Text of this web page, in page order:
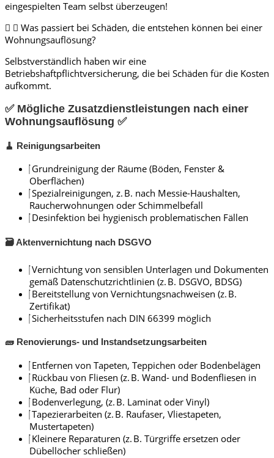
eingespielten Team selbst überzeugen!
Was passiert bei Schäden, die entstehen können bei einer
Wohnungsauflösung?
Selbstverständlich haben wir eine
Betriebshaftpflichtversicherung, die bei Schäden für die Kosten
aufkommt.
✅ Mögliche Zusatzdienstleistungen nach einer
Wohnungsauflösung ✅
🧹 Reinigungsarbeiten
Grundreinigung der Räume (Böden, Fenster &
Oberflächen)
Spezialreinigungen, z. B. nach Messie-Haushalten,
Raucherwohnungen oder Schimmelbefall
Desinfektion bei hygienisch problematischen Fällen
🗃️ Aktenvernichtung nach DSGVO
Vernichtung von sensiblen Unterlagen und Dokumenten
gemäß Datenschutzrichtlinien (z. B. DSGVO, BDSG)
Bereitstellung von Vernichtungsnachweisen (z. B.
Zertifikat)
Sicherheitsstufen nach DIN 66399 möglich
🧱 Renovierungs- und Instandsetzungsarbeiten
Entfernen von Tapeten, Teppichen oder Bodenbelägen
Rückbau von Fliesen (z. B. Wand- und Bodenfliesen in
Küche, Bad oder Flur)
Bodenverlegung, (z. B. Laminat oder Vinyl)
Tapezierarbeiten (z. B. Raufaser, Vliestapeten,
Mustertapeten)
Kleinere Reparaturen (z. B. Türgriffe ersetzen oder
Dübellöcher schließen)